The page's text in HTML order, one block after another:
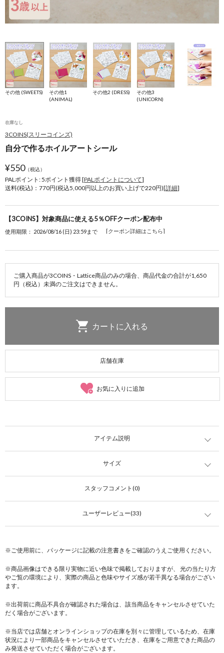
その他 (SWEETS)
その他1
(ANIMAL)
その他2 (DRESS)
その他3
(UNICORN)
在庫なし
3COINS(スリーコインズ)
自分で作るホイルアートシール
¥550（税込）
PALポイント: 5ポイント獲得 [PALポイントについて]
送料(税込)：770円(税込5,000円以上のお買い上げで220円)[詳細]
【3COINS】対象商品に使える5％OFFクーポン配布中
使用期限： 2026/08/16 (日) 23:59まで [クーポン詳細はこちら]
ご購入商品が3COINS・Lattice商品のみの場合、商品代金の合計が1,650
円（税込）未満のご注文はできません。
店舗在庫
お気に入りに追加
アイテム説明
サイズ
スタッフコメント(0)
ユーザーレビュー(33)
※ご使用前に、パッケージに記載の注意書きをご確認のうえご使用ください。
※商品画像はできる限り実物に近い色味で掲載しておりますが、 光の当たり方
やご覧の環境により、実際の商品と色味やサイズ感が若干異なる場合がござい
ます。
※出荷前に商品不具合が確認された場合は、該当商品をキャンセルさせていた
だく場合がございます。
※当店では店舗とオンラインショップの在庫を別々に管理しているため、在庫
状況により一部商品をキャンセルさせていただき、在庫をご用意できた商品の
み発送させていただく場合がございます。